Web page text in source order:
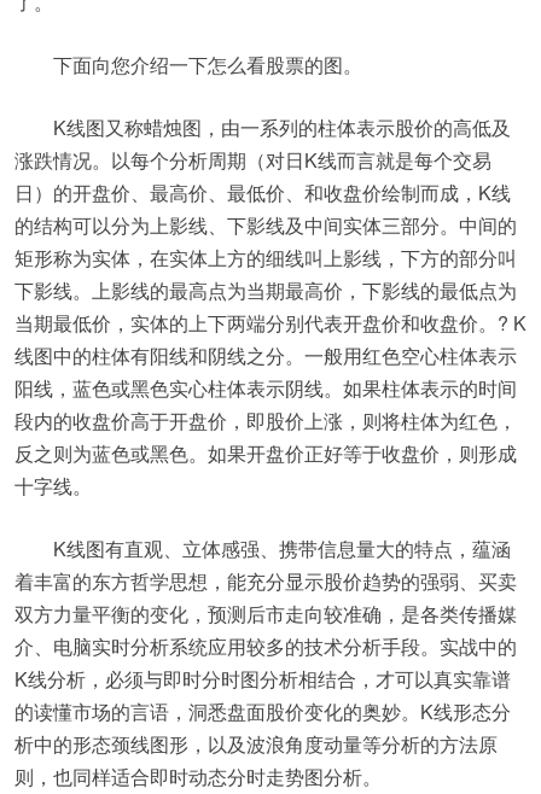
下面向您介绍一下怎么看股票的图。
K线图又称蜡烛图，由一系列的柱体表示股价的高低及
涨跌情况。以每个分析周期（对日K线而言就是每个交易
日）的开盘价、最高价、最低价、和收盘价绘制而成，K线
的结构可以分为上影线、下影线及中间实体三部分。中间的
矩形称为实体，在实体上方的细线叫上影线，下方的部分叫
下影线。上影线的最高点为当期最高价，下影线的最低点为
当期最低价，实体的上下两端分别代表开盘价和收盘价。? K
线图中的柱体有阳线和阴线之分。一般用红色空心柱体表示
阳线，蓝色或黑色实心柱体表示阴线。如果柱体表示的时间
段内的收盘价高于开盘价，即股价上涨，则将柱体为红色，
反之则为蓝色或黑色。如果开盘价正好等于收盘价，则形成
十字线。
K线图有直观、立体感强、携带信息量大的特点，蕴涵
着丰富的东方哲学思想，能充分显示股价趋势的强弱、买卖
双方力量平衡的变化，预测后市走向较准确，是各类传播媒
介、电脑实时分析系统应用较多的技术分析手段。实战中的
K线分析，必须与即时分时图分析相结合，才可以真实靠谱
的读懂市场的言语，洞悉盘面股价变化的奥妙。K线形态分
析中的形态颈线图形，以及波浪角度动量等分析的方法原
则，也同样适合即时动态分时走势图分析。